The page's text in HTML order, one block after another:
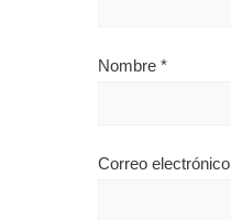
Nombre *
Correo electrónico